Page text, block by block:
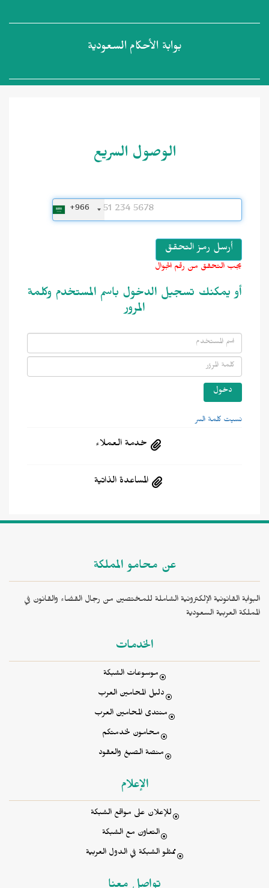
بوابة الأحكام السعودية
الوصول السريع
+966
يجب التحقق من رقم الجوال
أو يمكنك تسجيل الدخول باسم المستخدم وكلمة
المرور
نسيت كلمة السر
خدمة العملاء
المساعدة الذاتية
عن محامو المملكة
البوابة القانونية الإلكترونية الشاملة للمختصين من رجال القضاء والقانون في
المملكة العربية السعودية
الخدمات
موسوعات الشبكة
دليل المحامين العرب
منتدى المحامين العرب
محامون لخدمتكم
منصة الصيغ والعقود
الإعلام
للإعلان على مواقع الشبكة
التعاون مع الشبكة
ممثلو الشبكة في الدول العربية